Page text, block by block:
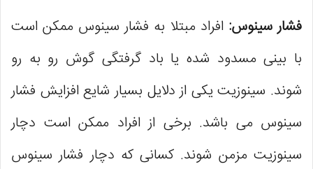
فشار سینوس: افراد مبتلا به فشار سینوس ممکن است
با بینی مسدود ‌شده یا باد گرفتگی گوش رو به رو
شوند. سینوزیت یکی از دلایل بسیار شایع افزایش فشار
سینوس می باشد. برخی از افراد ممکن است دچار
سینوزیت مزمن شوند. کسانی که دچار فشار سینوس